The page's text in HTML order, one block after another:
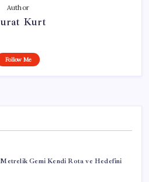
Author
Kurt
Follow Me
Gemi Kendi Rota ve Hedefini